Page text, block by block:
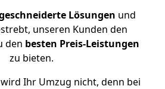
Lösungen und
unseren Kunden den
den besten Preis-Leistungen
zu bieten.
Ihr Umzug nicht, denn bei